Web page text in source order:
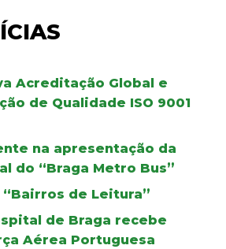
Acreditação Global e
de Qualidade ISO 9001
na apresentação da
do “Braga Metro Bus”
de Leitura”
de Braga recebe
Aérea Portuguesa